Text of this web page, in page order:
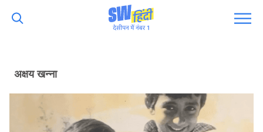
अक्षय खन्ना